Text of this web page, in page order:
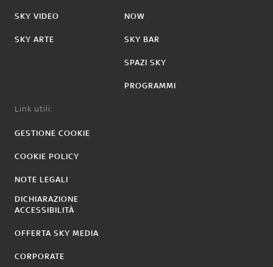
SKY VIDEO
SKY ARTE
NOW
SKY BAR
SPAZI SKY
PROGRAMMI
Link utili:
GESTIONE COOKIE
COOKIE POLICY
NOTE LEGALI
DICHIARAZIONE
ACCESSIBILITÀ
OFFERTA SKY MEDIA
CORPORATE